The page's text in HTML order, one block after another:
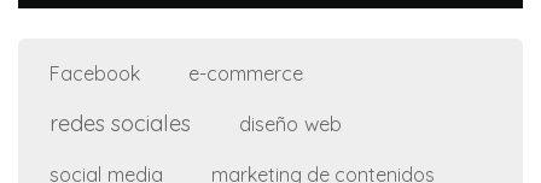
Facebook e-commerce
redes sociales
diseño web
social media
marketing de contenidos